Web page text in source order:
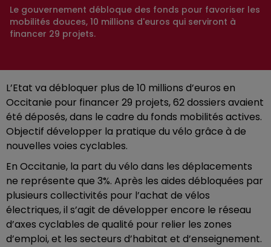
Le gouvernement débloque des fonds pour favoriser les
mobilités douces, 10 millions d'euros qui serviront à
financer 29 projets.
L’Etat va débloquer plus de 10 millions d’euros en
Occitanie pour financer 29 projets, 62 dossiers avaient
été déposés, dans le cadre du fonds mobilités actives.
Objectif développer la pratique du vélo grâce à de
nouvelles voies cyclables.
En Occitanie, la part du vélo dans les déplacements
ne représente que 3%. Après les aides débloquées par
plusieurs collectivités pour l’achat de vélos
électriques, il s’agit de développer encore le réseau
d’axes cyclables de qualité pour relier les zones
d’emploi, et les secteurs d’habitat et d’enseignement.